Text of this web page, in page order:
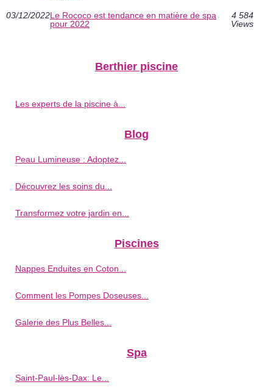
03/12/2022Le Rococo est tendance en matière de spa
pour 2022
4 584
Views
Berthier piscine
Les experts de la piscine à...
Blog
Peau Lumineuse : Adoptez...
Découvrez les soins du...
Transformez votre jardin en...
Piscines
Nappes Enduites en Coton...
Comment les Pompes Doseuses...
Galerie des Plus Belles...
Spa
Saint-Paul-lès-Dax: Le...